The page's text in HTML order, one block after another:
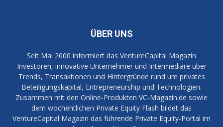
ÜBER UNS
Seit Mai 2000 informiert das VentureCapital Magazin
Investoren, innovative Unternehmer und Intermediäre über
Trends, Transaktionen und Hintergründe rund um privates
Beteiligungskapital, Entrepreneurship und Technologien.
Zusammen mit den Online-Produkten VC-Magazin.de sowie
dem wöchentlichen Private Equity Flash bildet das
VentureCapital Magazin das führende Private Equity-Portal im